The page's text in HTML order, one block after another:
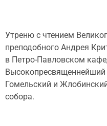
Утреню с чтением
преподобного Андрея
в Петро-Павловском
Высокопресвященнейший
Гомельский и
собора.